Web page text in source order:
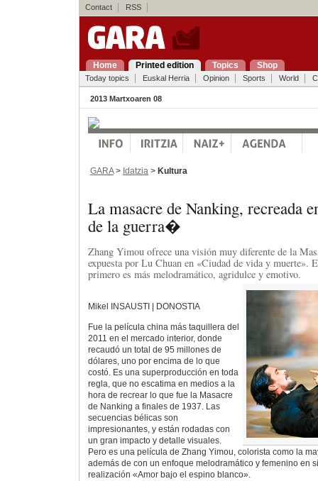
Contact RSS
Home Printed edition Topics Shop
Today topics Euskal Herria Opinion Sports World
2013 Martxoaren 08
GARA> Idatzia > Kultura
La masacre de Nanking, recreada
de la guerra�
Zhang Yimou ofrece una visión muy diferente de la
expuesta por Lu Chuan en «Ciudad de vida y muerte».
primero es más melodramático, agridulce y emotivo.
Mikel INSAUSTI | DONOSTIA
Fue la película china más taquillera del
2011 en el mercado interior, donde
recaudó un total de 95 millones de
dólares, uno por encima de lo que
costó. Es una superproducción en toda
regla, que no escatima en medios a la
hora de recrear lo que fue la Masacre
de Nanking a finales de 1937. Las
secuencias bélicas son
impresionantes, y están rodadas con
un gran impacto y detalle visuales.
Pero es una película de Zhang Yimou, colorista como la
además de con un enfoque melodramático y femenino en
realización «Amor bajo el espino blanco».